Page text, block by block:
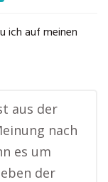
ich auf meinen
aus der
nach
es um
der